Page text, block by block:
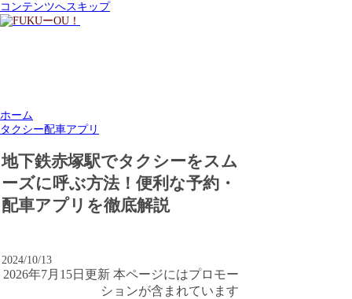
コンテンツへスキップ
ホーム
タクシー配車アプリ
地下鉄赤塚駅でタクシーをスム
ーズに呼ぶ方法！便利な予約・
配車アプリを徹底解説
2024/10/13
2026年7月15日更新 本ページにはプロモー
ションが含まれています